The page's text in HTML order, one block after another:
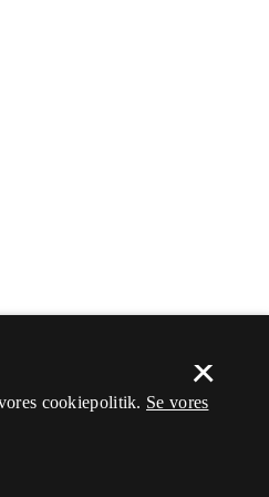
×
cookiepolitik. Se vores